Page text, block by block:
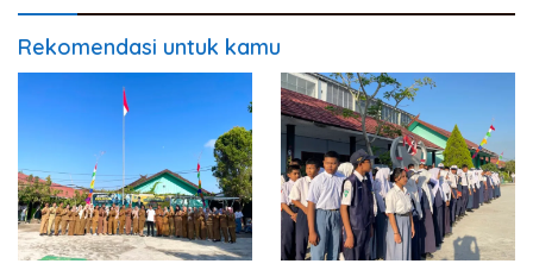
Rekomendasi untuk kamu